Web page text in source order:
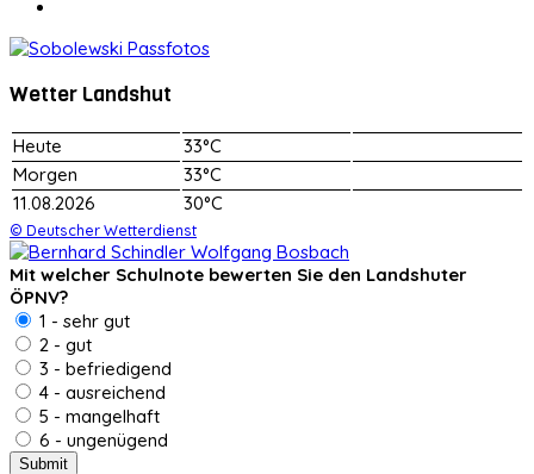
Wetter Landshut
Heute
33°C
Morgen
33°C
11.08.2026
30°C
© Deutscher Wetterdienst
Mit welcher Schulnote bewerten Sie den Landshuter
ÖPNV?
1 - sehr gut
2 - gut
3 - befriedigend
4 - ausreichend
5 - mangelhaft
6 - ungenügend